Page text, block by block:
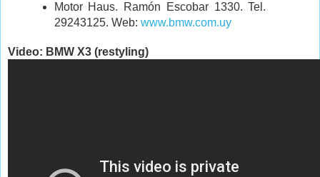
Motor Haus. Ramón Escobar 1330. Tel.
29243125. Web: www.bmw.com.uy
Video: BMW X3 (restyling)